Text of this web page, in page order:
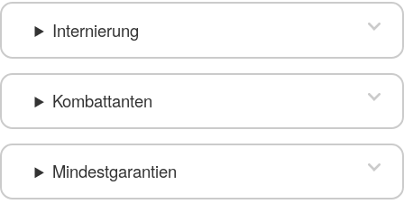
Internierung
Kombattanten
Mindestgarantien